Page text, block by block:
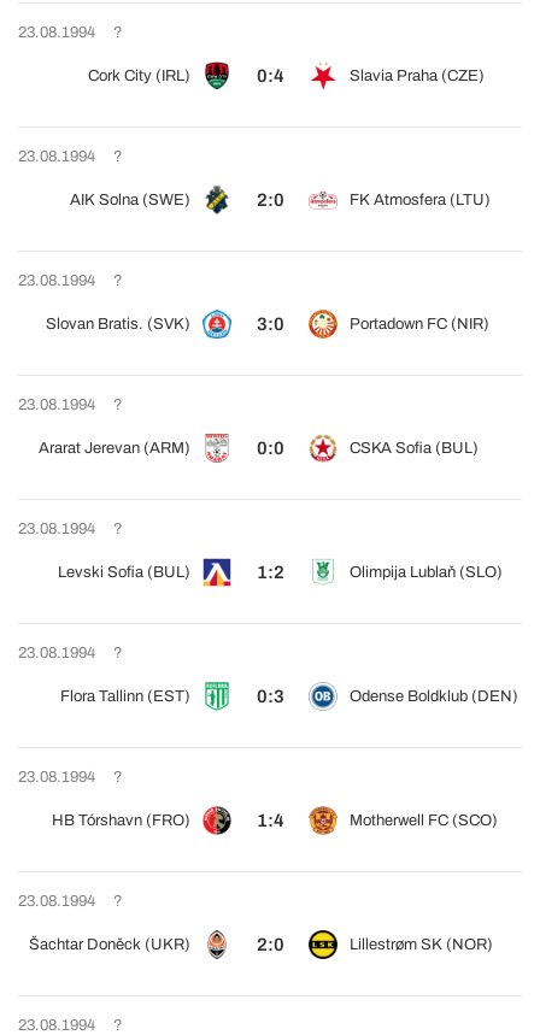
23.08.1994 ?
Cork City (IRL) 0:4 Slavia Praha (CZE)
23.08.1994 ?
AIK Solna (SWE) 2:0 FK Atmosfera (LTU)
23.08.1994 ?
Slovan Bratis. (SVK) 3:0 Portadown FC (NIR)
23.08.1994 ?
Ararat Jerevan (ARM) 0:0 CSKA Sofia (BUL)
23.08.1994 ?
Levski Sofia (BUL) 1:2 Olimpija Lublaň (SLO)
23.08.1994 ?
Flora Tallinn (EST) 0:3 Odense Boldklub (DEN)
23.08.1994 ?
HB Tórshavn (FRO) 1:4 Motherwell FC (SCO)
23.08.1994 ?
Šachtar Doněck (UKR) 2:0 Lillestrøm SK (NOR)
23.08.1994 ?